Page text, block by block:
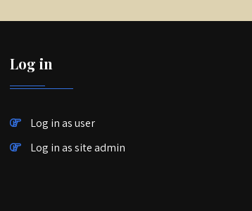
Log in
Log in as user
Log in as site admin